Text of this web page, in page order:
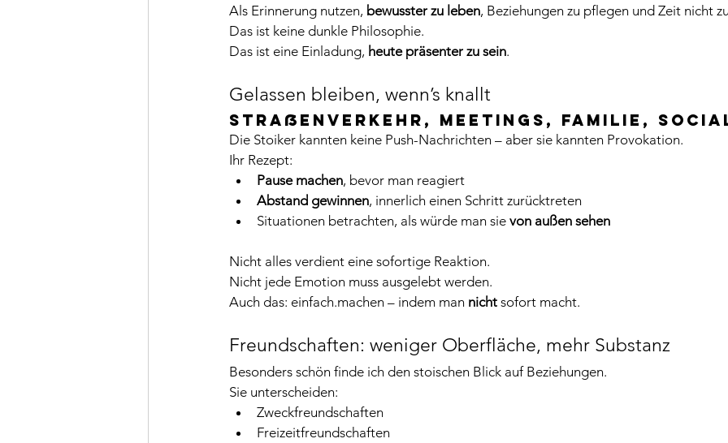
Als Erinnerung nutzen, bewusster zu leben, Beziehungen zu pflegen und Zeit nicht
Das ist keine dunkle Philosophie.
Das ist eine Einladung, heute präsenter zu sein.
Gelassen bleiben, wenn’s knallt
Straßenverkehr, Meetings, Familie,
Die Stoiker kannten keine Push-Nachrichten – aber sie kannten Provokation.
Ihr Rezept:
Pause machen, bevor man reagiert
Abstand gewinnen, innerlich einen Schritt zurücktreten
Situationen betrachten, als würde man sie von außen sehen
Nicht alles verdient eine sofortige Reaktion.
Nicht jede Emotion muss ausgelebt werden.
Auch das: einfach.machen – indem man nicht sofort macht.
Freundschaften: weniger Oberfläche, mehr Substanz
Besonders schön finde ich den stoischen Blick auf Beziehungen.
Sie unterscheiden:
Zweckfreundschaften
Freizeitfreundschaften